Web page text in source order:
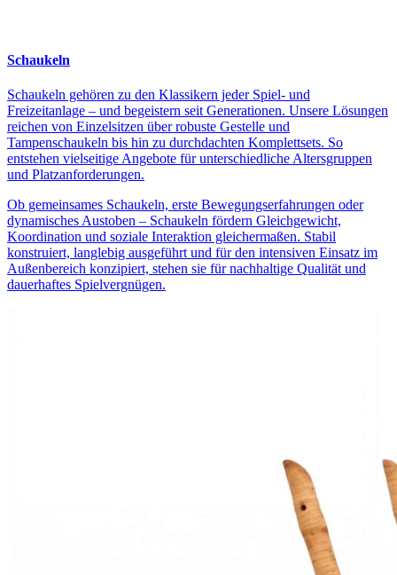
Schaukeln
Schaukeln gehören zu den Klassikern jeder Spiel- und
Freizeitanlage – und begeistern seit Generationen. Unsere Lösungen
reichen von Einzelsitzen über robuste Gestelle und
Tampenschaukeln bis hin zu durchdachten Komplettsets. So
entstehen vielseitige Angebote für unterschiedliche Altersgruppen
und Platzanforderungen.
Ob gemeinsames Schaukeln, erste Bewegungserfahrungen oder
dynamisches Austoben – Schaukeln fördern Gleichgewicht,
Koordination und soziale Interaktion gleichermaßen. Stabil
konstruiert, langlebig ausgeführt und für den intensiven Einsatz im
Außenbereich konzipiert, stehen sie für nachhaltige Qualität und
dauerhaftes Spielvergnügen.